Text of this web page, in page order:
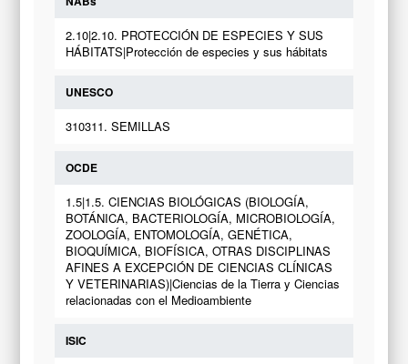
2.10|2.10. PROTECCIÓN DE ESPECIES Y SUS
HÁBITATS|Protección de especies y sus hábitats
UNESCO
310311. SEMILLAS
OCDE
1.5|1.5. CIENCIAS BIOLÓGICAS (BIOLOGÍA,
BOTÁNICA, BACTERIOLOGÍA, MICROBIOLOGÍA,
ZOOLOGÍA, ENTOMOLOGÍA, GENÉTICA,
BIOQUÍMICA, BIOFÍSICA, OTRAS DISCIPLINAS
AFINES A EXCEPCIÓN DE CIENCIAS CLÍNICAS
Y VETERINARIAS)|Ciencias de la Tierra y Ciencias
relacionadas con el Medioambiente
ISIC